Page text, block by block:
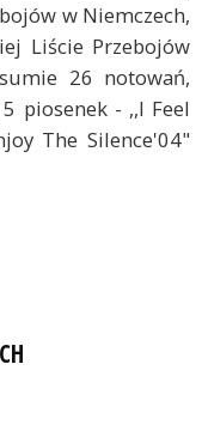
w Niemczech,
Liście Przebojów
26 notowań,
piosenek - ,,I Feel
The Silence'04"